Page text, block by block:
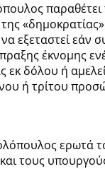
παραθέτει
«δημοκρατίας»
εξεταστεί εάν
έκνομης
εκ δόλου ή
ή τρίτου
ερωτά
τους